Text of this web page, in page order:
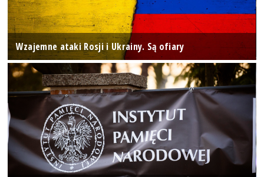
Wzajemne ataki Rosji i Ukrainy. Są ofiary